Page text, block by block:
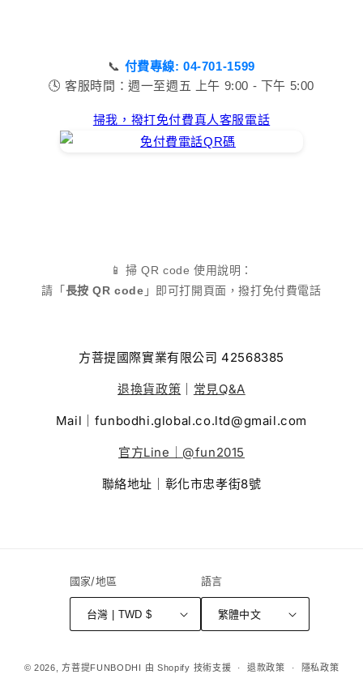
📞 付費專線: 04-701-1599
🕓 客服時間：週一至週五 上午 9:00 - 下午 5:00
掃我，撥打免付費真人客服電話
📱 掃 QR code 使用說明：
請「 長按 QR code 」即可打開頁面，撥打免付費電話
方菩提國際實業有限公司 42568385
退換貨政策 常見Q&A
Mail｜funbodhi.global.co.ltd@gmail.com
官方Line｜@fun2015
聯絡地址｜彰化市忠孝街8號
國家/地區
台灣 | TWD $
語言
繁體中文
款
© 2026,方菩提FUNBODHI 由 Shopify 技術支援 退款政策 隱私政策